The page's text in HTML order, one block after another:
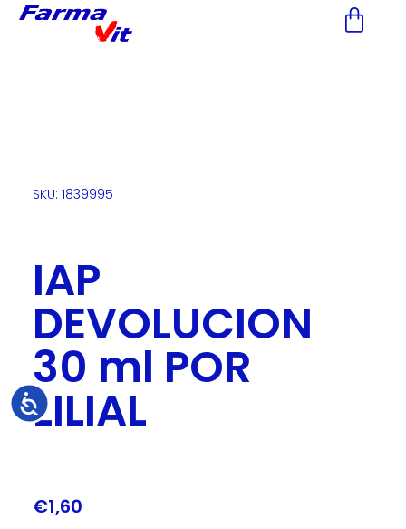
Nota:
accesibilidad.
Accesibilidad
SKU: 1839995
IAP
DEVOLUCION
30 ml POR
LILIAL
€1,60